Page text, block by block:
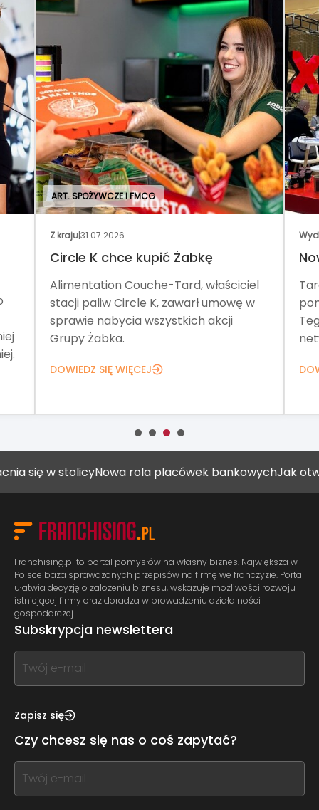
ART. SPOŻYWCZE I FMCG
Z kraju|31.07.2026
Circle K chce kupić Żabkę
Alimentation Couche-Tard, właściciel
stacji paliw Circle K, zawarł umowę w
sprawie nabycia wszystkich akcji
Grupy Żabka.
DOWIEDZ SIĘ WIĘCEJ
w stolicyNowa rola placówek bankowychJak otworzyć
Franchising.pl to portal pomysłów na własny biznes. Największa w
Polsce baza sprawdzonych przepisów na firmę we franczyzie. Portal
ułatwia decyzję o założeniu biznesu, wskazuje możliwości rozwoju
istniejącej firmy oraz doradza w prowadzeniu działalności
gospodarczej.
Subskrypcja newslettera
If
you
this,
this
form
field
blank
Zapisz się
Czy chcesz się nas o coś zapytać?
If
you